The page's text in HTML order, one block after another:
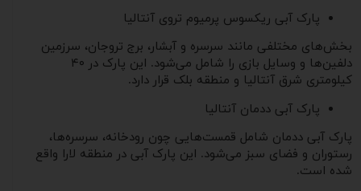
پارک آبی ریکسوس پرمیوم تروی آنتالیا
بخش‌های مختلفی مانند سرسره و آبشار، برج تروجان، سرزمین
دلفین‌ها و وسایل بازی را شامل می‌شود. این پارک در ۴۰
کیلومتری شرق آنتالیا و منطقه بلک قرار دارد.
پارک آبی ددمان آنتالیا
پارک آبی ددمان شامل قمست‌هایی چون رودخانه، سرسره‌ها،
رستوران و فضای سبز می‌شود. این پارک آبی در منطقه لارا واقع
شده است.